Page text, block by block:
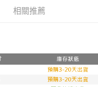
相關推薦